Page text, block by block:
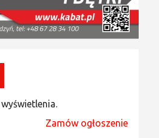
Zamów ogłoszenie